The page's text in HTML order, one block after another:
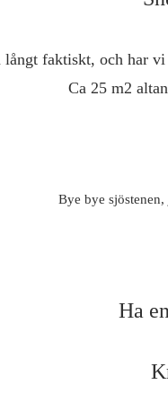
långt faktiskt, och har
Ca 25 m2
Bye bye
Ha